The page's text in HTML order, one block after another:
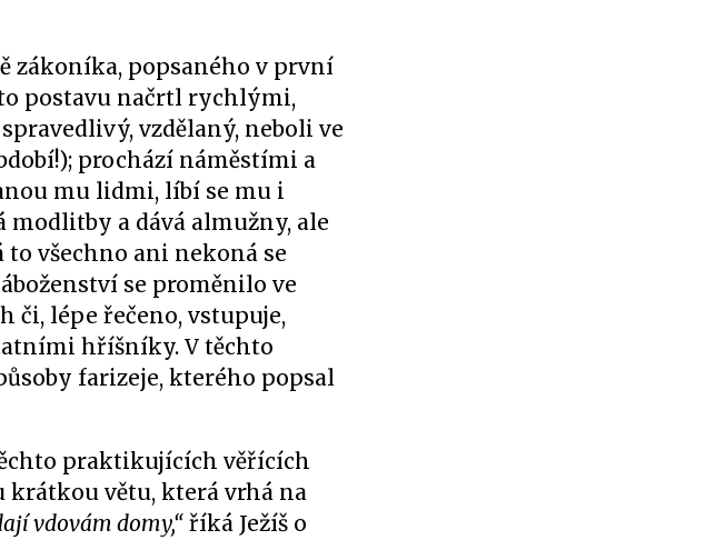
zákoníka, popsaného v první
postavu načrtl rychlými,
vzdělaný, neboli ve
prochází náměstími a
mu lidmi, líbí se mu i
a dává almužny, ale
všechno ani nekoná se
se proměnilo ve
či, lépe řečeno, vstupuje,
hříšníky. V těchto
farizeje, kterého popsal
praktikujících věřících
krátkou větu, která vrhá na
vdovám domy,“ říká Ježíš o